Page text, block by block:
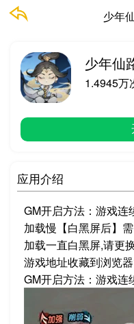
少年
少年仙
1.4945万
应用介绍
GM开启方法：游戏连
加载慢【白黑屏后】
加载一直白黑屏,请更
游戏地址收藏到浏览
GM开启方法：游戏连